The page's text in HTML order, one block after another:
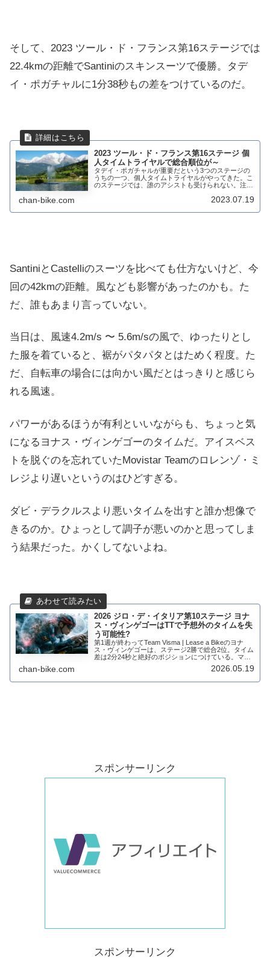
そして、2023 ツール・ド・フランス第16ステージでは
22.4kmの距離でSantiniのスキンスーツで優勝。タデ
イ・ポガチャルに1分38秒もの差をつけているのだ。
2023 ツール・ド・フランス第16ステージ 個
人タイムトライヤルで総合順位が～
タデイ・ポガチャルが重要だという3つのステージの
うちの一つ、個人タイムトライヤルがやってきた。こ
のステージでは、誰のアシストも受けられない。注目
ンゲコーの10秒のタイム差がどうなるかだ。それと...
chan-bike.com 2023.07.19
SantiniとCastelliのスーツを比べても仕方ないけど、今
回の42kmの距離。風なども影響があったのかも。た
だ、誰もあまり言っていない。
当日は、風速4.2m/s 〜 5.6m/sの風で、ゆったりとし
た服を着ていると、裾がパタパタとはためく程度。た
だ、自転車の場合には向かい風だとはっきりと感じら
れる風速。
パワーがあるほうが有利といいながらも、ちょっと気
になるヨナス・ヴィンゲゴーのタイムだ。アイスベス
トを脱ぐのを忘れていたMovistar Teamのロレンゾ・ミ
レジより遅いというのはひどすぎる。
ダビ・デラクルスより悪いタイムを出すと誰か想像で
きるのか。ひょっとして調子が悪いのかと思ってしま
う結果だった。かくしてないよね。
2026 ジロ・デ・イタリア第10ステージ ヨナ
ス・ヴィンゲゴーはTTで予想外のタイムを失
う可能性?
第1週が終わってTeam Visma | Lease a Bikeのヨナ
ス・ヴィンゲゴーは、ステージ2勝で総合2位。タイム
差は2分24秒と絶好のポジションにつけている。マリ
アローザを獲得しなかったことで、チームのアパレル
chan-bike.com 2026.05.19
スポンサーリンク
スポンサーリンク